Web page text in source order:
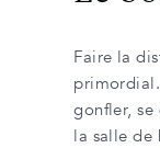
Faire la
gonfler, se
la salle de